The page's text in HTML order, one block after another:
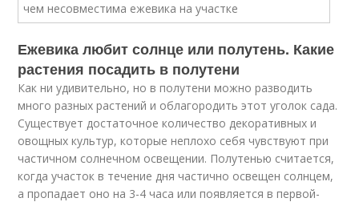
Ежевика любит солнце или полутень. Какие
растения посадить в полутени
Как ни удивительно, но в полутени можно разводить
много разных растений и облагородить этот уголок сада.
Существует достаточное количество декоративных и
овощных культур, которые неплохо себя чувствуют при
частичном солнечном освещении. Полутенью считается,
когда участок в течение дня частично освещен солнцем,
а пропадает оно на 3-4 часа или появляется в первой-